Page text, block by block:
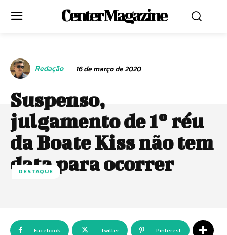
Center Magazine
Redação 16 de março de 2020
Suspenso,
julgamento de 1º réu
da Boate Kiss não tem
data para ocorrer
DESTAQUE
Facebook Twitter Pinterest